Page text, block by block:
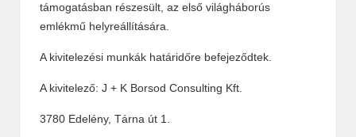
támogatásban részesült, az első világháborús
emlékmű helyreállítására.
A kivitelezési munkák határidőre befejeződtek.
A kivitelező: J + K Borsod Consulting Kft.
3780 Edelény, Tárna út 1.